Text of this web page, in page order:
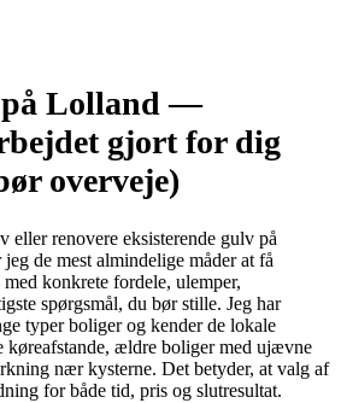
på Lolland —
gjort for dig
overveje)
eller renovere eksisterende gulv på
de mest almindelige måder at få
konkrete fordele, ulemper,
spørgsmål, du bør stille. Jeg har
typer boliger og kender de lokale
køreafstande, ældre boliger med ujævne
nær kysterne. Det betyder, at valg af
for både tid, pris og slutresultat.